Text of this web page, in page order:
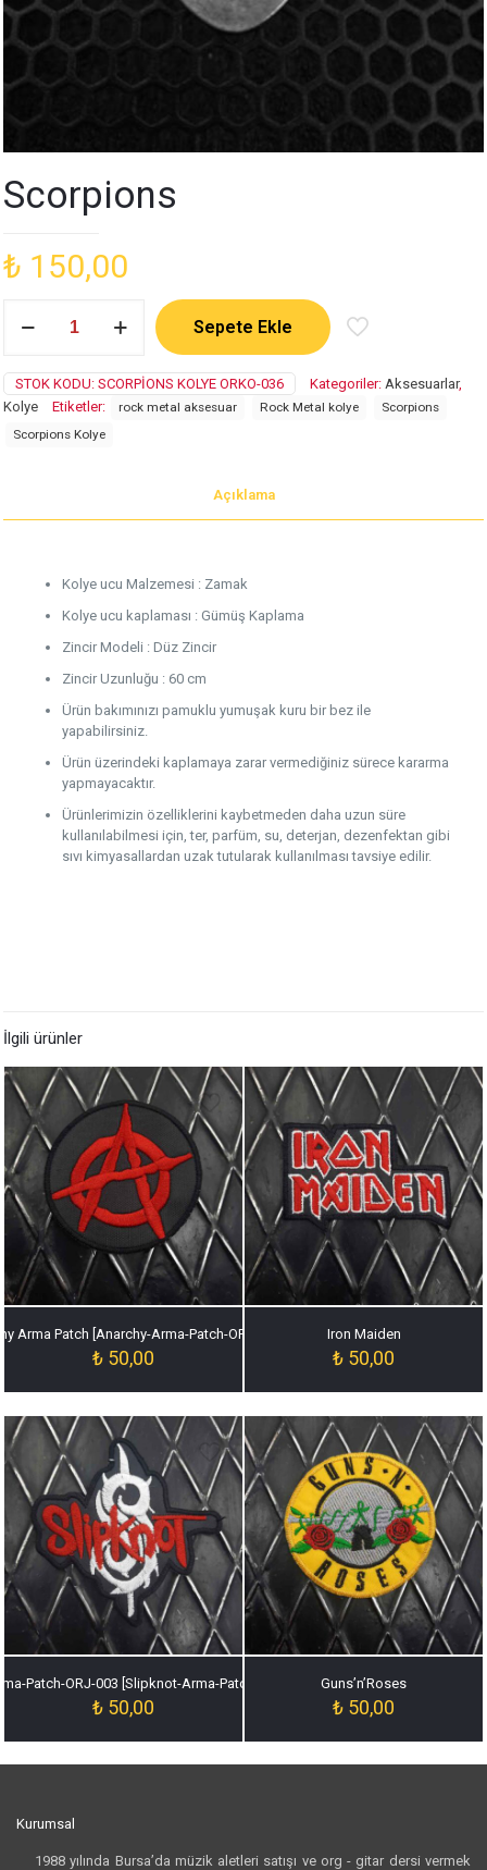
Scorpions
₺ 150,00
adet
Sepete Ekle
STOK KODU: SCORPIONS KOLYE ORKO-036 Kategoriler: Aksesuarlar,
Kolye
Etiketler: rock metal aksesuar Rock Metal kolye
Scorpions
Scorpions Kolye
Açıklama
Kolye ucu Malzemesi : Zamak
Kolye ucu kaplaması : Gümüş Kaplama
Zincir Modeli : Düz Zincir
Zincir Uzunluğu : 60 cm
Ürün bakımınızı pamuklu yumuşak kuru bir bez ile
yapabilirsiniz.
Ürün üzerindeki kaplamaya zarar vermediğiniz sürece kararma
yapmayacaktır.
Ürünlerimizin özelliklerini kaybetmeden daha uzun süre
kullanılabilmesi için, ter, parfüm, su, deterjan, dezenfektan gibi
sıvı kimyasallardan uzak tutularak kullanılması tavsiye edilir.
İlgili ürünler
Arma Patch [Anarchy-Arma-Patch-ORJ-020]
₺ 50,00
Iron Maiden
₺ 50,00
Patch-ORJ-003 [Slipknot-Arma-Patch-ORJ-003]
₺ 50,00
Guns’n’Roses
₺ 50,00
Kurumsal
1988 yılında Bursa’da müzik aletleri satışı ve org - gitar dersi vermek